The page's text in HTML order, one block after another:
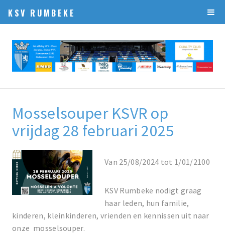
KSV RUMBEKE
Mosselsouper KSVR op
vrijdag 28 februari 2025
Van 25/08/2024 tot 1/01/2100
KSV Rumbeke nodigt graag
haar leden, hun familie,
kinderen, kleinkinderen, vrienden en kennissen uit naar
onze mosselsouper.